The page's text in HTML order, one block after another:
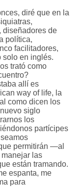
diré que en la
diseñadores de
política,
facilitadores,
solo en inglés.
trató como
allí es
way of life, la
como dicen los
siglo
los
partícipes
permitirán —al
las
están tramando.
espanta, me
para